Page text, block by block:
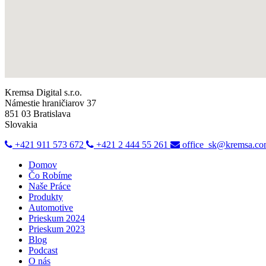
Kremsa Digital s.r.o.
Námestie hraničiarov 37
851 03 Bratislava
Slovakia
+421 911 573 672
+421 2 444 55 261
Domov
Čo Robíme
Naše Práce
Produkty
Automotive
Prieskum 2024
Prieskum 2023
Blog
Podcast
O nás